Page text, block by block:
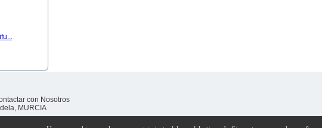
con Nosotros
MURCIA